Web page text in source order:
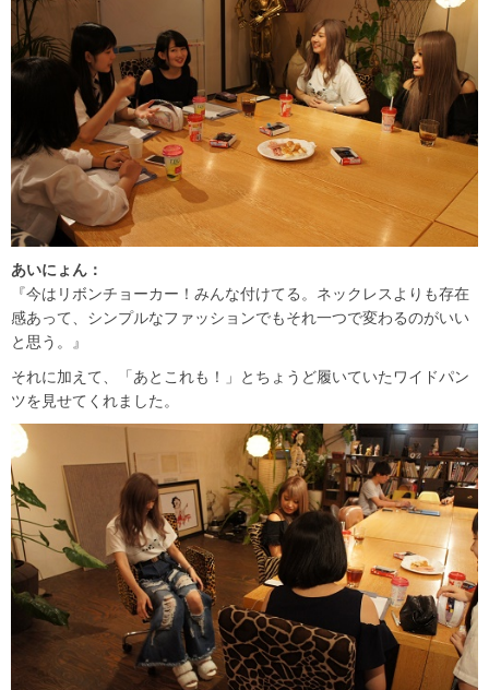
あいにょん：
『今はリボンチョーカー！みんな付けてる。ネックレスよりも存在
感あって、シンプルなファッションでもそれ一つで変わるのがいい
と思う。』
それに加えて、「あとこれも！」とちょうど履いていたワイドパン
ツを見せてくれました。